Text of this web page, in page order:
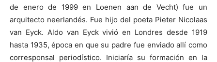
de enero de 1999 en Loenen aan de Vecht) fue un
arquitecto neerlandés. Fue hijo del poeta Pieter Nicolaas
van Eyck. Aldo van Eyck vivió en Londres desde 1919
hasta 1935, época en que su padre fue enviado allí como
corresponsal periodístico. Iniciaría su formación en la